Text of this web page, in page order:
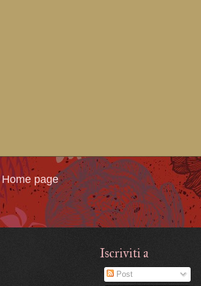
Home page
Iscriviti a
Post